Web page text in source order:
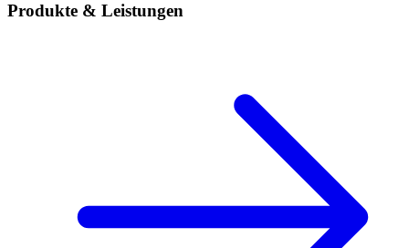
Produkte & Leistungen